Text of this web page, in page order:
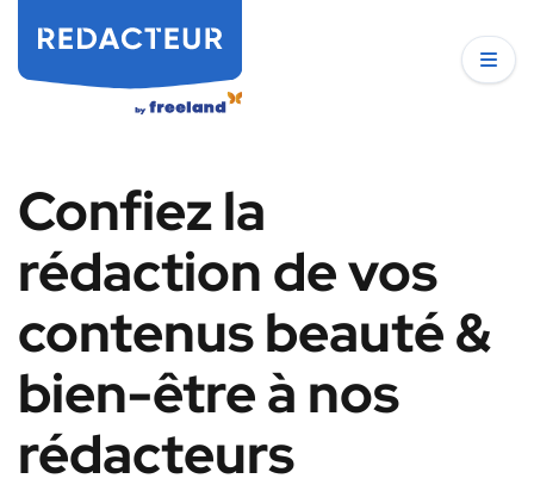
Confiez la
rédaction de vos
contenus beauté &
bien-être à nos
rédacteurs